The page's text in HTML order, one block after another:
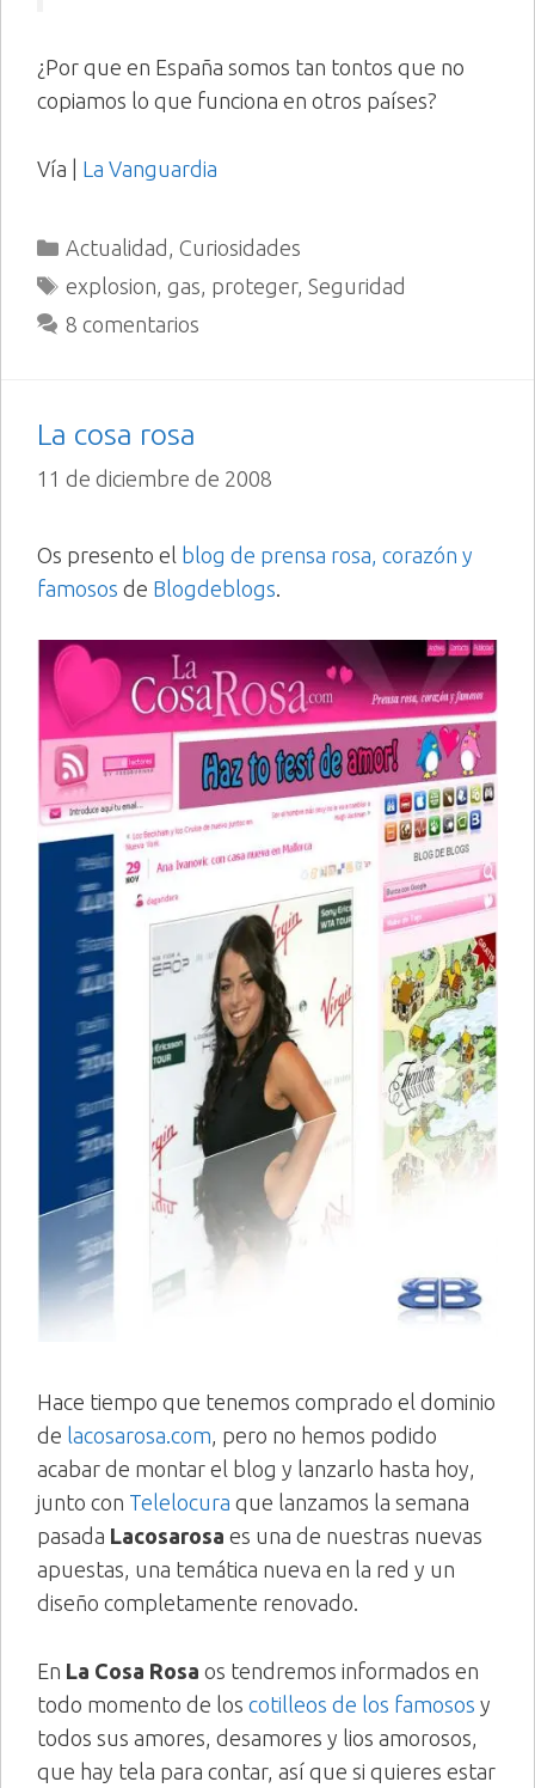
¿Por que en España somos tan tontos que no
copiamos lo que funciona en otros países?
Vía | La Vanguardia
Categorías
Actualidad Curiosidades
Etiquetas
explosion gas proteger, Seguridad
8 comentarios
La cosa rosa
11 de diciembre de 2008
Os presento el blog de prensa rosa, corazón y
famosos de Blogdeblogs
Hace tiempo que tenemos comprado el dominio
de lacosarosa.com , pero no hemos podido
acabar de montar el blog y lanzarlo hasta hoy,
junto con Telelocura que lanzamos la semana
pasada Lacosarosa es una de nuestras nuevas
apuestas, una temática nueva en la red y un
diseño completamente renovado.
En La Cosa Rosa os tendremos informados en
todo momento de los cotilleos de los famosos y
todos sus amores, desamores y lios amorosos,
que hay tela para contar, así que si quieres estar